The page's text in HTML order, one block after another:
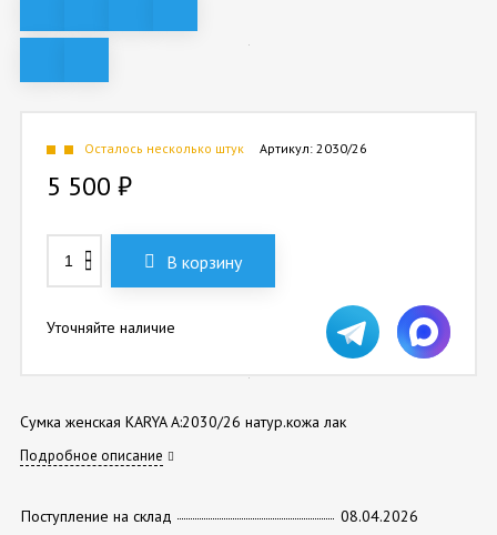
Сумка женская KARYA А:2030/26 натур.кожа лак
Подробное описание
Поступление на склад
08.04.2026
Артикул: 2030/26
Осталось несколько штук
5 500 ₽
В корзину
Уточняйте наличие